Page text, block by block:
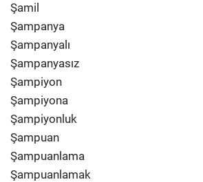
Şamil
Şampanya
Şampanyalı
Şampanyasız
Şampiyon
Şampiyona
Şampiyonluk
Şampuan
Şampuanlama
Şampuanlamak